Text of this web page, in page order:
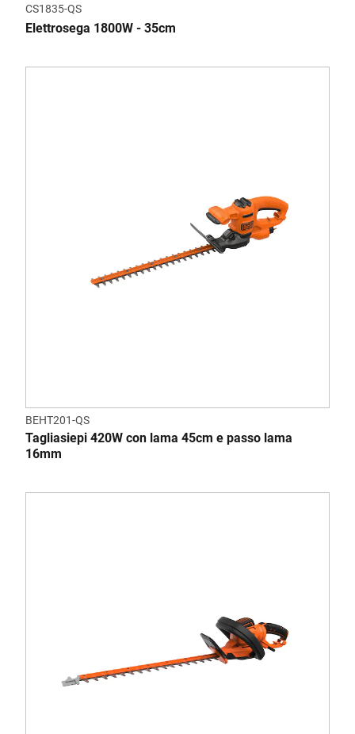
CS1835-QS
Elettrosega 1800W - 35cm
BEHT201-QS
Tagliasiepi 420W con lama 45cm e passo lama
16mm